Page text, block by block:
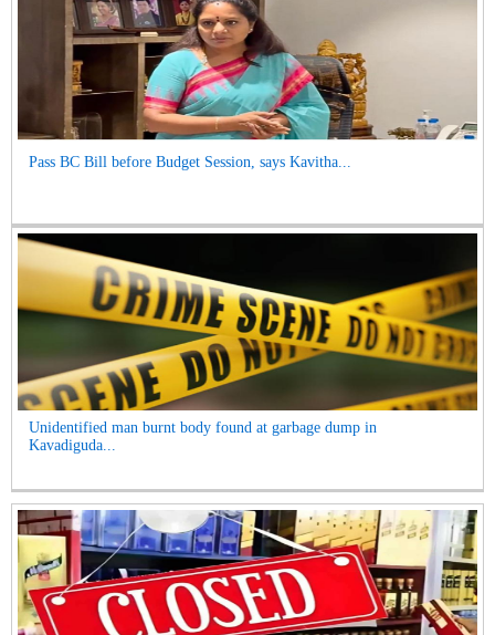
Pass BC Bill before Budget Session, says Kavitha...
Unidentified man burnt body found at garbage dump in
Kavadiguda...